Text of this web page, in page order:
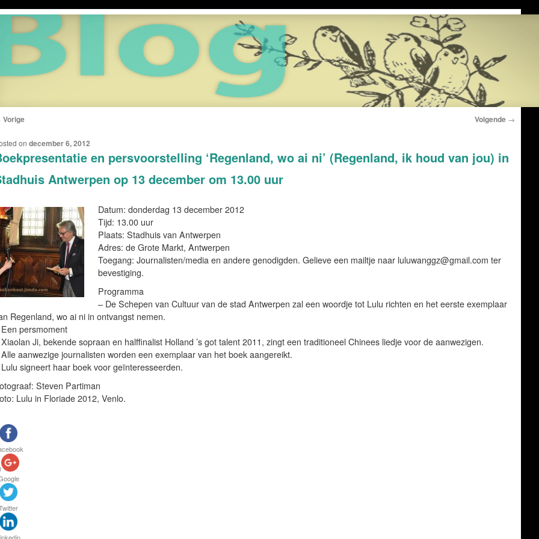
Vorige Volgende →
en persvoorstelling ‘Regenland, wo ai ni’ (Regenland, ik houd van jou) in
Antwerpen op 13 december om 13.00 uur
on december 6, 2012
Datum: donderdag 13 december 2012
Tijd: 13.00 uur
Plaats: Stadhuis van Antwerpen
Adres: de Grote Markt, Antwerpen
Toegang: Journalisten/media en andere genodigden. Gelieve een mailtje naar luluwanggz@gmail.com ter
bevestiging.
Programma
– De Schepen van Cultuur van de stad Antwerpen zal een woordje tot Lulu richten en het eerste exemplaar
Regenland, wo ai ni in ontvangst nemen.
persmoment
Ji, bekende sopraan en halffinalist Holland ’s got talent 2011, zingt een traditioneel Chinees liedje voor de aanwezigen.
aanwezige journalisten worden een exemplaar van het boek aangereikt.
signeert haar boek voor geïnteresseerden.
Steven Partiman
Lulu in Floriade 2012, Venlo.